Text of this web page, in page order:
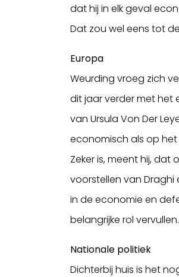
dat hij in elk geval
Dat zou wel eens tot
Europa
Weurding vroeg zich
dit jaar verder met het
van Ursula Von Der
economisch als op het
Zeker is, meent hij, dat
voorstellen van Draghi
in de economie en
belangrijke rol
Nationale politiek
Dichterbij huis is het